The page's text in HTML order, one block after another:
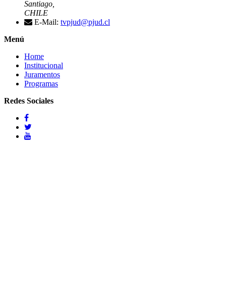
Santiago,
CHILE
E-Mail: tvpjud@pjud.cl
Menú
Home
Institucional
Juramentos
Programas
Redes Sociales